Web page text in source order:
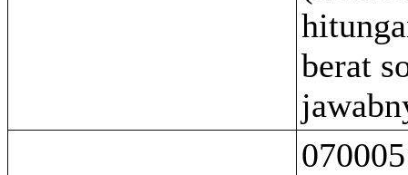
berat